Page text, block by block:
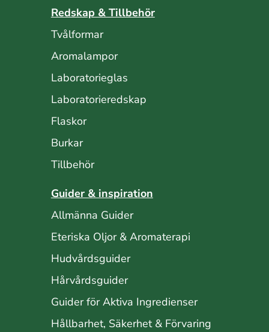
Redskap & Tillbehör
Tvålformar
Aromalampor
Laboratorieglas
Laboratorieredskap
Flaskor
Burkar
Tillbehör
Guider & inspiration
Allmänna Guider
Eteriska Oljor & Aromaterapi
Hudvårdsguider
Hårvårdsguider
Guider för Aktiva Ingredienser
Hållbarhet, Säkerhet & Förvaring